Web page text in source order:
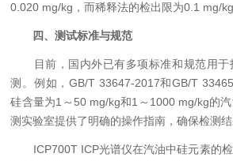
0.020 mg/kg，而稀释法的检出限为0.1 mg/kg
四、测试标准与规范
目前，国内外已有多项标准和规范用于
测。例如，GB/T 33647-2017和GB/T
硅含量为1～50 mg/kg和1～1000 mg/kg的
测实验室提供了明确的操作指南，确保检测结
ICP700T ICP光谱仪在汽油中硅元素的检